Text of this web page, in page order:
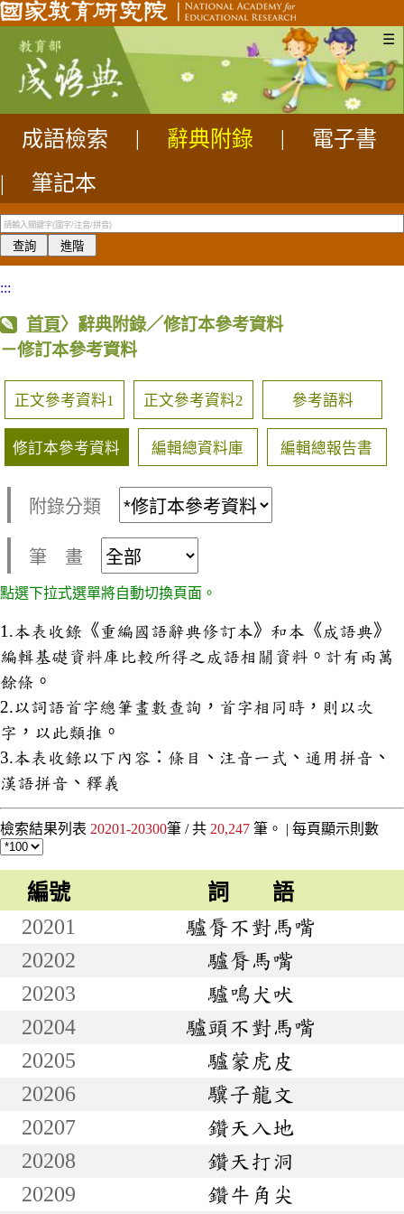
☰
成語檢索 辭典附錄
電子書
|
筆記本
:::
首頁〉辭典附錄／修訂本參考資料
－修訂本參考資料
正文參考資料1 正文參考資料2 參考語料
修訂本參考資料 編輯總資料庫 編輯總報告書
附錄分類
筆 畫
點選下拉式選單將自動切換頁面。
1.本表收錄《重編國語辭典修訂本》和本《成語典》
編輯基礎資料庫比較所得之成語相關資料。計有兩萬
餘條。
2.以詞語首字總筆畫數查詢，首字相同時，則以次
字，以此類推。
3.本表收錄以下內容：條目、注音一式、通用拼音、
漢語拼音、釋義
檢索結果列表 20201-20300筆 / 共 20,247 筆。 | 每頁顯示則數
編號
詞 語
20201
驢脣不對馬嘴
20202
驢脣馬嘴
20203
驢鳴犬吠
20204
驢頭不對馬嘴
20205
驢蒙虎皮
20206
驥子龍文
20207
鑽天入地
20208
鑽天打洞
20209
鑽牛角尖